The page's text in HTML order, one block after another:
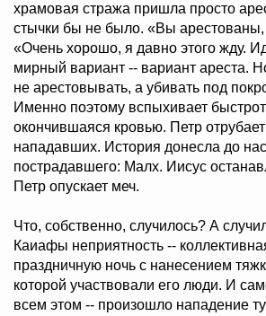
храмовая стража пришла просто
стычки бы не было. «Вы
«Очень хорошо, я давно этого жду.
мирный вариант -- вариант ареста.
не арестовывать, а убивать под
Именно поэтому вспыхивает
окончившаяся кровью. Петр
нападавших. История донесла до
пострадавшего: Малх. Иисус
Петр опускает меч.
Что, собственно, случилось? А
Каиафы неприятность --
праздничную ночь с нанесением
которой участвовали его люди. И
всем этом -- произошло нападение